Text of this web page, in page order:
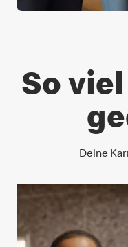
So
Deine